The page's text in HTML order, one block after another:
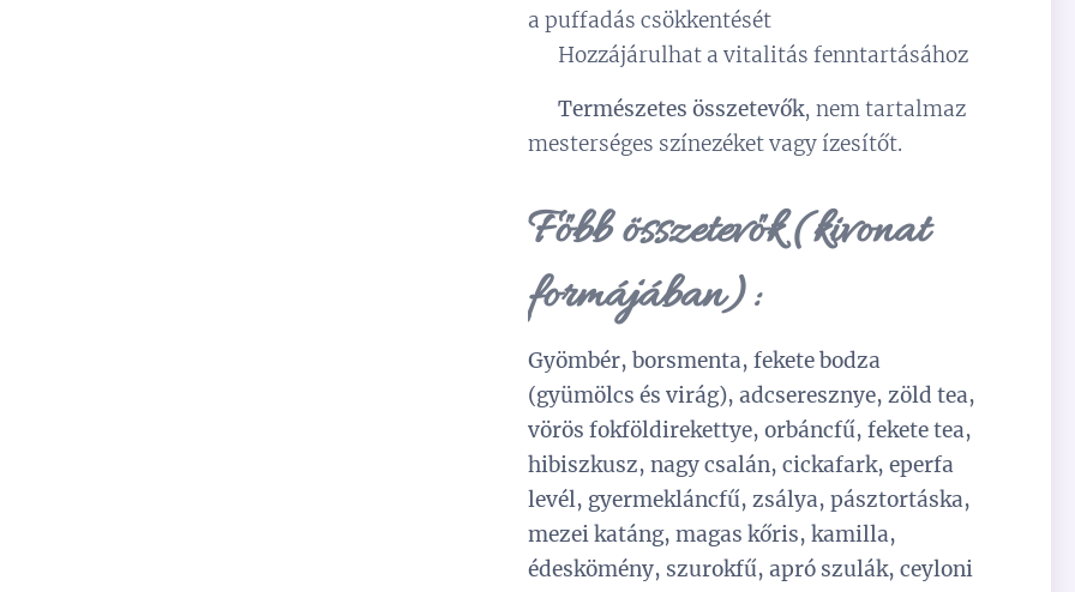
a puffadás csökkentését
✅ Hozzájárulhat a vitalitás fenntartásához
✅Természetes összetevők, nem tartalmaz
mesterséges színezéket vagy ízesítőt.
Főbb összetevők (kivonat
formájában):
Gyömbér, borsmenta, fekete bodza
(gyümölcs és virág), adcseresznye, zöld tea,
vörös fokföldirekettye, orbáncfű, fekete tea,
hibiszkusz, nagy csalán, cickafark, eperfa
levél, gyermekláncfű, zsálya, pásztortáska,
mezei katáng, magas kőris, kamilla,
édeskömény, szurokfű, apró szulák, ceyloni